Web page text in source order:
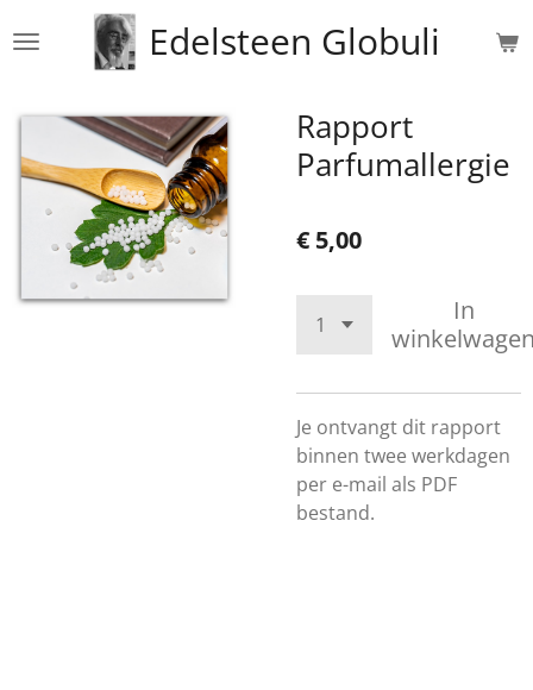
direct
de
hoofdinhoud
Edelsteen Globuli
Rapport
Parfumallergie
€ 5,00
In
Je ontvangt dit rapport
binnen twee werkdagen
per e-mail als PDF
bestand.